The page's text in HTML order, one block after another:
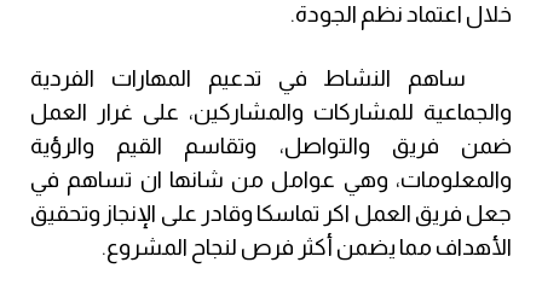
خلال اعتماد نظم الجودة.
ساهم النشاط في تدعيم المهارات الفردية
والجماعية للمشاركات والمشاركين، على غرار العمل
ضمن فريق والتواصل، وتقاسم القيم والرؤية
والمعلومات، وهي عوامل من شانها ان تساهم في
جعل فريق العمل اكر تماسكا وقادر على الإنجاز وتحقيق
الأهداف مما يضمن أكثر فرص لنجاح المشروع.